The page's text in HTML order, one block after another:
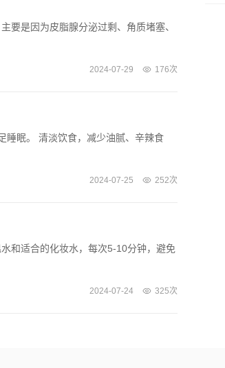
要是因为皮脂腺分泌过剩、角质堵塞、
2024-07-29 176次
睡眠。 清淡饮食，减少油腻、辛辣食
2024-07-25 252次
和适合的化妆水，每次5-10分钟，避免
2024-07-24 325次